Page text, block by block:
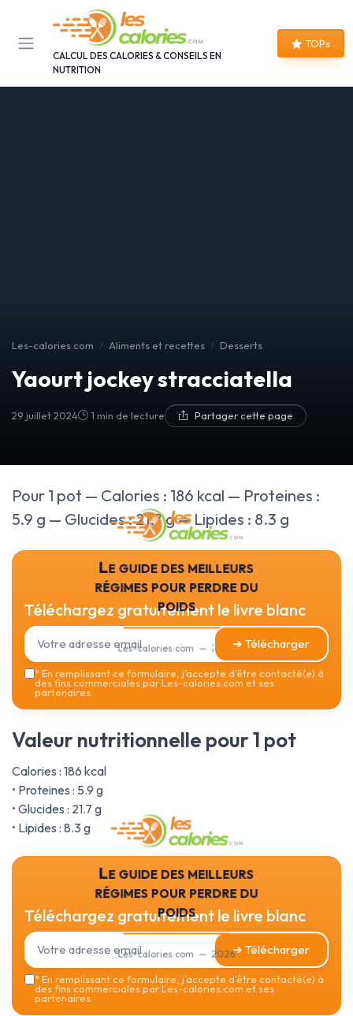
CALCUL DES CALORIES & CONSEILS EN
NUTRITION
TOPs
Les-calories.com Aliments et recettes Desserts
Yaourt jockey stracciatella
29 juillet 2024 1 min de lecture Partager cette page
Pour 1 pot — Calories : 186 kcal — Proteines :
5.9 g — Glucides : 21.7 g — Lipides : 8.3 g
Le guide des meilleurs
régimes pour perdre du
poids
Les-calories.com — 2026
Téléchargez gratuitement le livre blanc
➔ Télécharger
*En remplissant ce formulaire, j’accepte d’être contacté(e) à
des fins commerciales par Les-calories.com et ses
partenaires.
Valeur nutritionnelle pour 1 pot
Calories : 186 kcal
• Proteines : 5.9 g
• Glucides : 21.7 g
• Lipides : 8.3 g
Le guide des meilleurs
régimes pour perdre du
poids
Les-calories.com — 2026
Téléchargez gratuitement le livre blanc
➔ Télécharger
*En remplissant ce formulaire, j’accepte d’être contacté(e) à
des fins commerciales par Les-calories.com et ses
partenaires.
Panneau de gestion des cookies